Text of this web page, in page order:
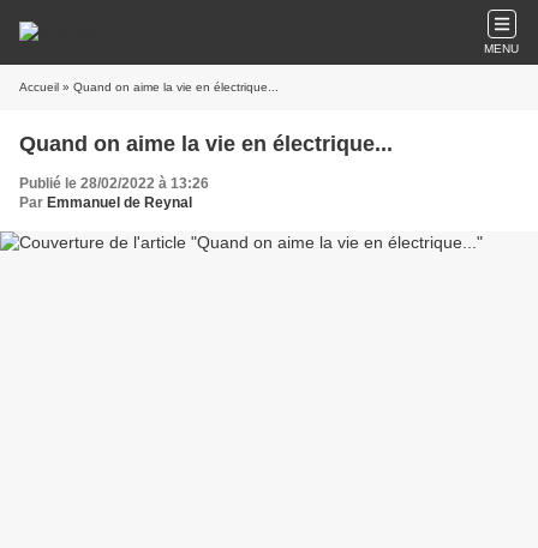
MENU
Accueil » Quand on aime la vie en électrique...
Quand on aime la vie en électrique...
Publié le 28/02/2022 à 13:26
Par Emmanuel de Reynal